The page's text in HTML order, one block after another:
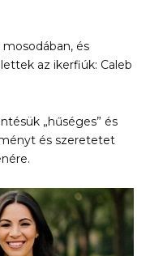
és
az ikerfiúk: Caleb
„hűséges” és
és szeretetet